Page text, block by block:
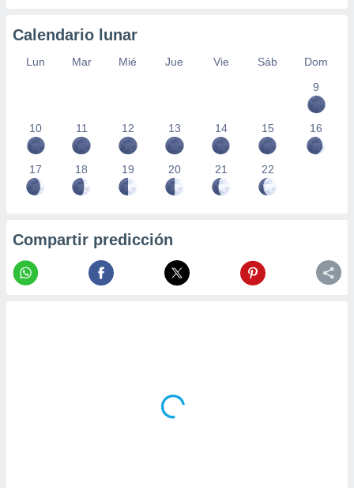
Calendario lunar
Lun Mar Mié Jue Vie Sáb
Dom
9
10 11 12 13 14 15 16
17 18 19 20 21 22
Compartir predicción